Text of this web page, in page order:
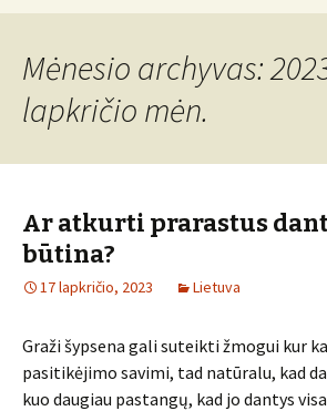
Mėnesio archyvas:
lapkričio mėn.
Ar atkurti prarastus
būtina?
17 lapkričio, 2023 Lietuva
Graži šypsena gali suteikti žmogui kur
pasitikėjimo savimi, tad natūralu, kad
kuo daugiau pastangų, kad jo dantys